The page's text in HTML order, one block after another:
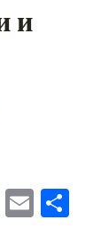
и
C E